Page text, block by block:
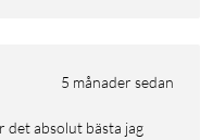
5 månader sedan